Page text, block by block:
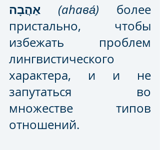
אַהֲבָה (аhава́) более
пристально, чтобы
избежать проблем
лингвистического
характера, и и не
запутаться во
множестве типов
отношений.